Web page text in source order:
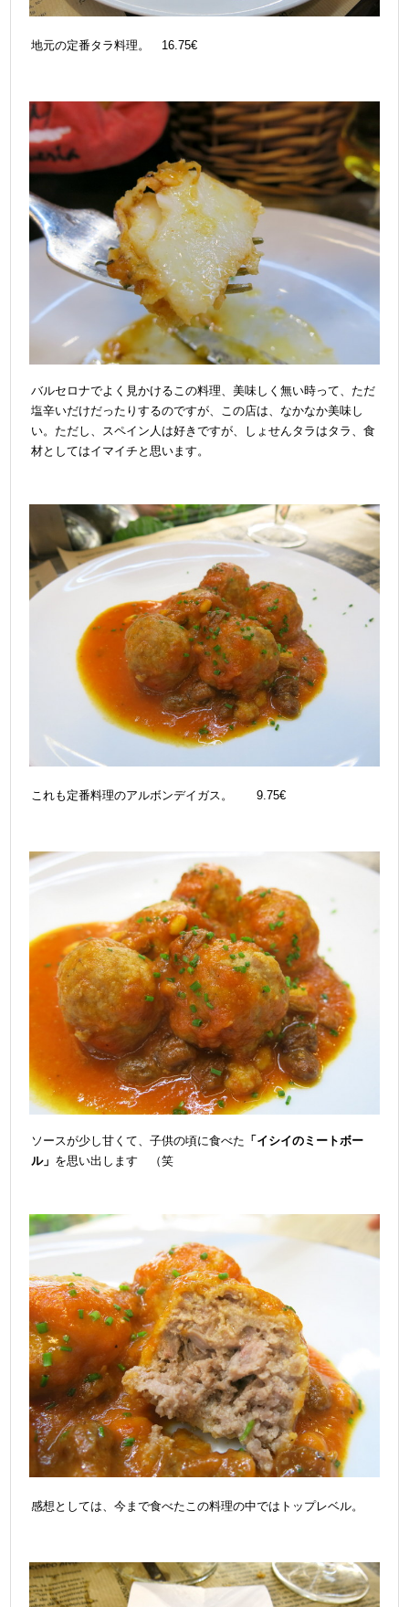
地元の定番タラ料理。 16.75€
バルセロナでよく見かけるこの料理、美味しく無い時って、ただ
塩辛いだけだったりするのですが、
この店は、なかなか美味し
い。 ただし、スペイン人は好きですが、しょせんタラはタラ、食
材としてはイマイチと思います。
これも定番料理のアルボンデイガス。 9.75€
ソースが少し甘くて、子供の頃に食べた 「イシイのミートボー
ル」 を思い出します （笑
感想としては、今まで食べたこの料理の中ではトップレベル。